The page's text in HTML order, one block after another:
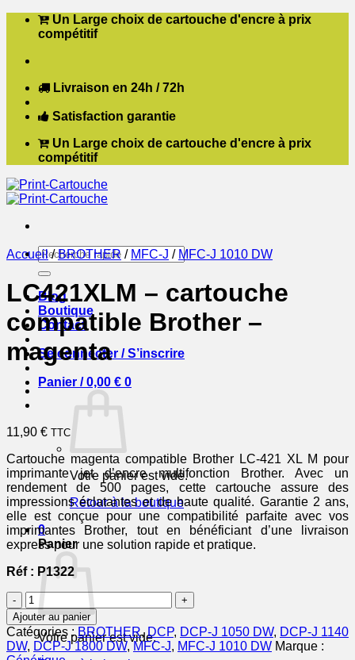
Passer Un Large choix de cartouche d'encre à prix
compétitif
Livraison en 24h / 72h
Satisfaction garantie
Un Large choix de cartouche d'encre à prix
compétitif
Recherche
pour :
Blog
Boutique
Contact
Se connecter / S’inscrire
Panier /0,00 € 0
Votre panier est vide.
Retour à la boutique
0
Panier
Votre panier est vide.
Accueil / BROTHER / MFC-J / MFC-J 1010 DW
LC421XLM – cartouche
compatible Brother –
magenta
11,90 € TTC
Cartouche magenta compatible Brother LC-421 XL M pour
imprimante jet d’encre multifonction Brother. Avec un
rendement de 500 pages, cette cartouche assure des
impressions éclatantes et de haute qualité. Garantie 2 ans,
elle est conçue pour une compatibilité parfaite avec vos
imprimantes Brother, tout en bénéficiant d’une livraison
express pour une solution rapide et pratique.
Réf : P1322
quantité
de
LC421XLM
-
cartouche
Ajouter au panier
Catégories : BROTHER,DCP, DCP-J 1050 DW, DCP-J 1140
DW, DCP-J 1800 DW,MFC-J, MFC-J 1010 DW Marque :